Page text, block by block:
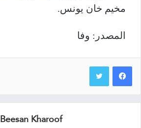
مخيم خان يونس.
المصدر: وفا
Beesan Kharoof